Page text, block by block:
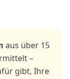
aus über 15
–
gibt, Ihre